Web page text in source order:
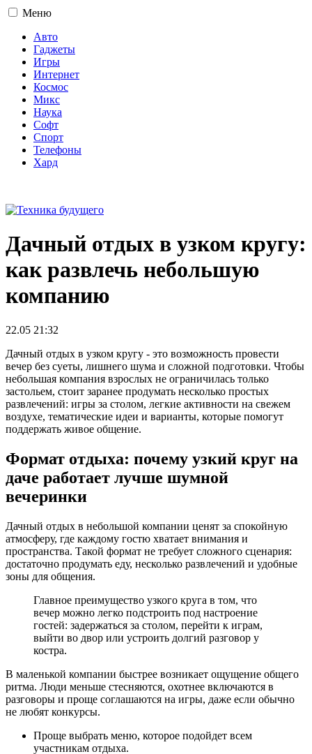
Меню
Авто
Гаджеты
Игры
Интернет
Космос
Микс
Наука
Софт
Спорт
Телефоны
Хард
Дачный отдых в узком кругу:
как развлечь небольшую
компанию
22.05 21:32
Дачный отдых в узком кругу - это возможность провести
вечер без суеты, лишнего шума и сложной подготовки. Чтобы
небольшая компания взрослых не ограничилась только
застольем, стоит заранее продумать несколько простых
развлечений: игры за столом, легкие активности на свежем
воздухе, тематические идеи и варианты, которые помогут
поддержать живое общение.
Формат отдыха: почему узкий круг на
даче работает лучше шумной
вечеринки
Дачный отдых в небольшой компании ценят за спокойную
атмосферу, где каждому гостю хватает внимания и
пространства. Такой формат не требует сложного сценария:
достаточно продумать еду, несколько развлечений и удобные
зоны для общения.
Главное преимущество узкого круга в том, что
вечер можно легко подстроить под настроение
гостей: задержаться за столом, перейти к играм,
выйти во двор или устроить долгий разговор у
костра.
В маленькой компании быстрее возникает ощущение общего
ритма. Люди меньше стесняются, охотнее включаются в
разговоры и проще соглашаются на игры, даже если обычно
не любят конкурсы.
Проще выбрать меню, которое подойдет всем
участникам отдыха.